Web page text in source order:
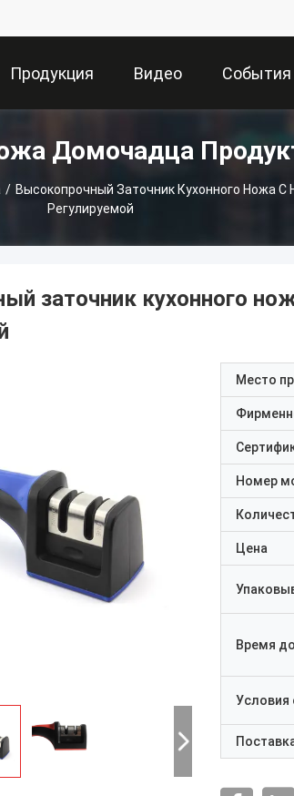
Продукция Видео События
Домочадца
/ Высокопрочный Заточник Кухонного Ножа
Регулируемой
заточник кухонного
Место
Номер
Цена
Время
Условия